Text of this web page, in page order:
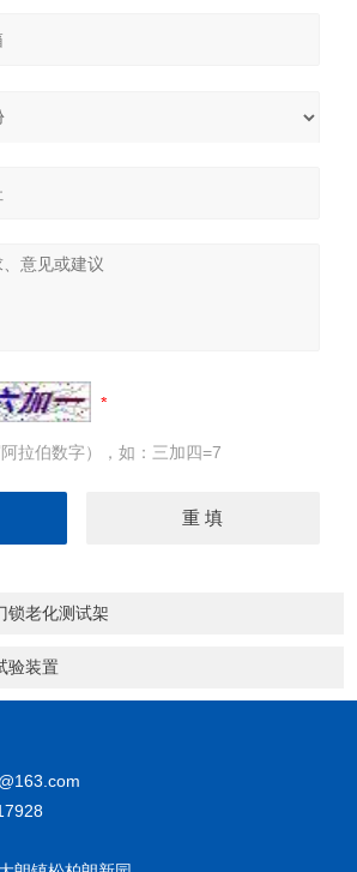
拉伯数字），如：三加四=7
锁老化测试架
验装置